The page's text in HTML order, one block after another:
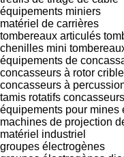
équipements miniers
matériel de carrières
tombereaux articulés
chenilles mini
équipements de
concasseurs à rotor
concasseurs à
tamis rotatifs
équipements pour mines
machines de projection
matériel industriel
groupes électrogènes